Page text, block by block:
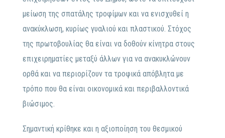
μείωση της σπατάλης τροφίμων και να ενισχυθεί η
ανακύκλωση, κυρίως γυαλιού και πλαστικού. Στόχος
της πρωτοβουλίας θα είναι να δοθούν κίνητρα στους
επιχειρηματίες μεταξύ άλλων για να ανακυκλώνουν
ορθά και να περιορίζουν τα τροφικά απόβλητα με
τρόπο που θα είναι οικονομικά και περιβαλλοντικά
βιώσιμος.
Σημαντική κρίθηκε και η αξιοποίηση του θεσμικού